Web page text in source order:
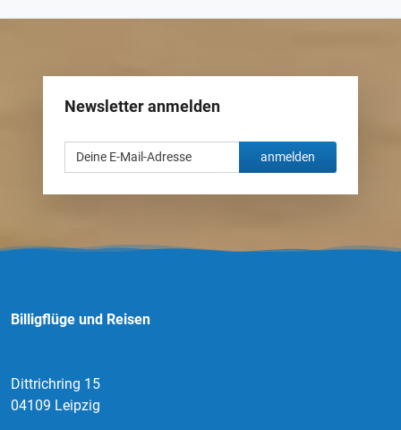
Newsletter anmelden
anmelden
Billigflüge und Reisen
Dittrichring 15
04109 Leipzig